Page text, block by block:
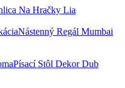
Na Hračky Lia
Nástenný Regál Mumbai
Písací Stôl Dekor Dub